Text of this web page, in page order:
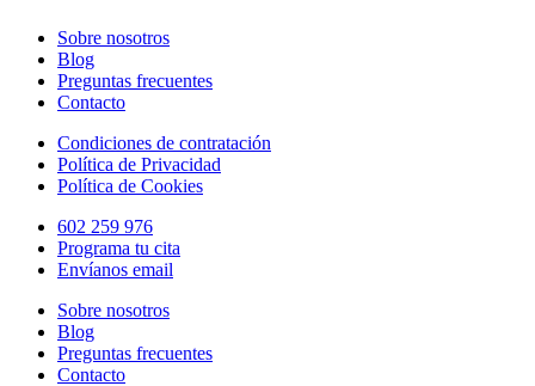
Sobre nosotros
Blog
Preguntas frecuentes
Contacto
Condiciones de contratación
Política de Privacidad
Política de Cookies
602 259 976
Programa tu cita
Envíanos email
Sobre nosotros
Blog
Preguntas frecuentes
Contacto